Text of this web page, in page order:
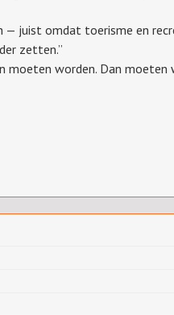
juist omdat toerisme en
zetten.”
moeten worden. Dan